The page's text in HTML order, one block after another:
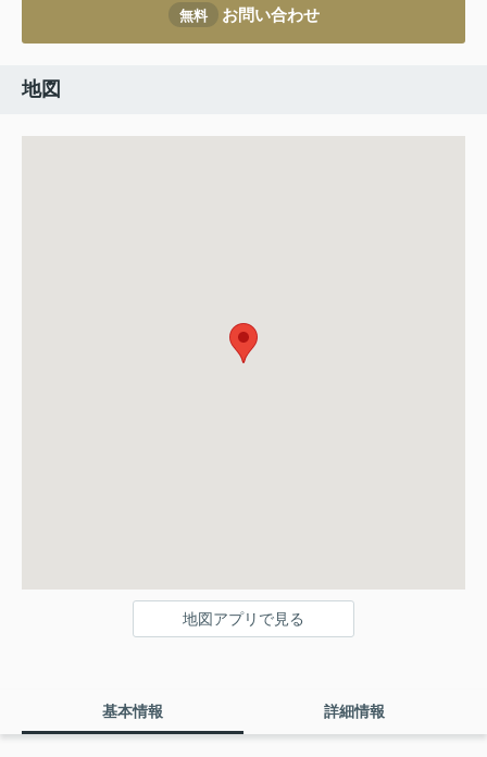
無料 お問い合わせ
地図
地図アプリで見る
基本情報 詳細情報